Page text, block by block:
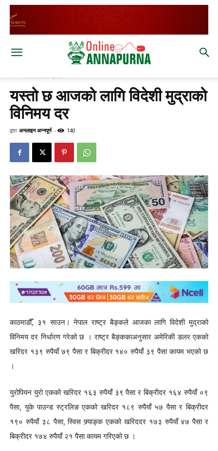
घर main with pic
यस्तो छ आजको लागि विदेशी मुद्राको
विनिमय दर
द्वारा अनलाइन अन्नपूर्ण - 140
काठमाडौँ, ३१ साउन। नेपाल राष्ट्र बैङ्कले आजका लागि विदेशी मुद्राको
विनिमय दर निर्धारण गरेको छ । राष्ट्र बैङ्ककाअनुसार अमेरिकी डलर एकको
खरिदर १३९ रुपैयाँ ७९ पैसा र बिक्रीदर १४० रुपैयाँ ३९ पैसा कायम भएको छ
।
युरोपियन युरो एकको खरिदर १६३ रुपैयाँ ३९ पैसा र बिक्रीदर १६४ रुपैयाँ ०९
पैसा, युके पाउन्ड स्ट्रलिङ एकको खरिदर १८९ रुपैयाँ ५७ पैसा र बिक्रीदर
१९० रुपैयाँ ३८ पैसा, स्विस फ्र्याङ्क एकको खरिददर १७३ रुपैयाँ ४७ पैसा र
बिक्रीदर १७४ रुपैयाँ २१ पैसा कायम गरिएको छ ।